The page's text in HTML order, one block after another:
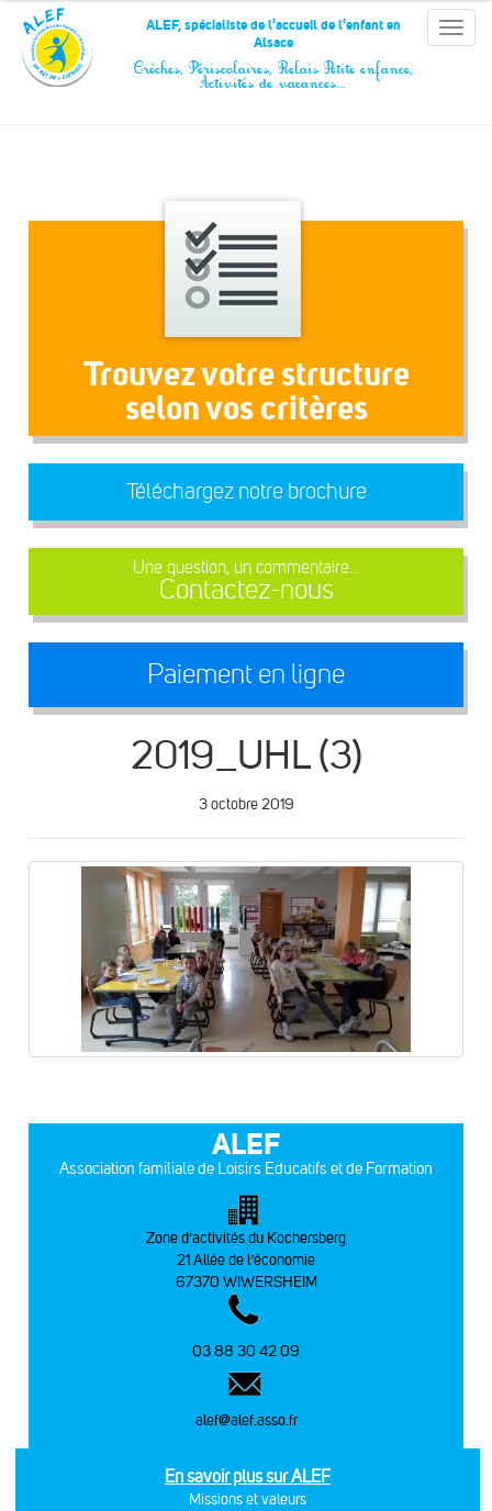
Panneau de gestion des cookies
Toggle
ALEF, spécialiste de l'accueil de l'enfant en
Alsace
Crèches, Périscolaires, Relais Petite enfance,
Activités de vacances…
Trouvez votre structure
selon vos critères
Téléchargez notre brochure
Une question, un commentaire...
Contactez-nous
Paiement en ligne
2019_UHL (3)
3 octobre 2019
ALEF
Association familiale de Loisirs Educatifs et de Formation
Zone d’activités du Kochersberg
21 Allée de l’économie
67370 WIWERSHEIM
03 88 30 42 09
alef@alef.asso.fr
En savoir plus sur ALEF
Missions et valeurs